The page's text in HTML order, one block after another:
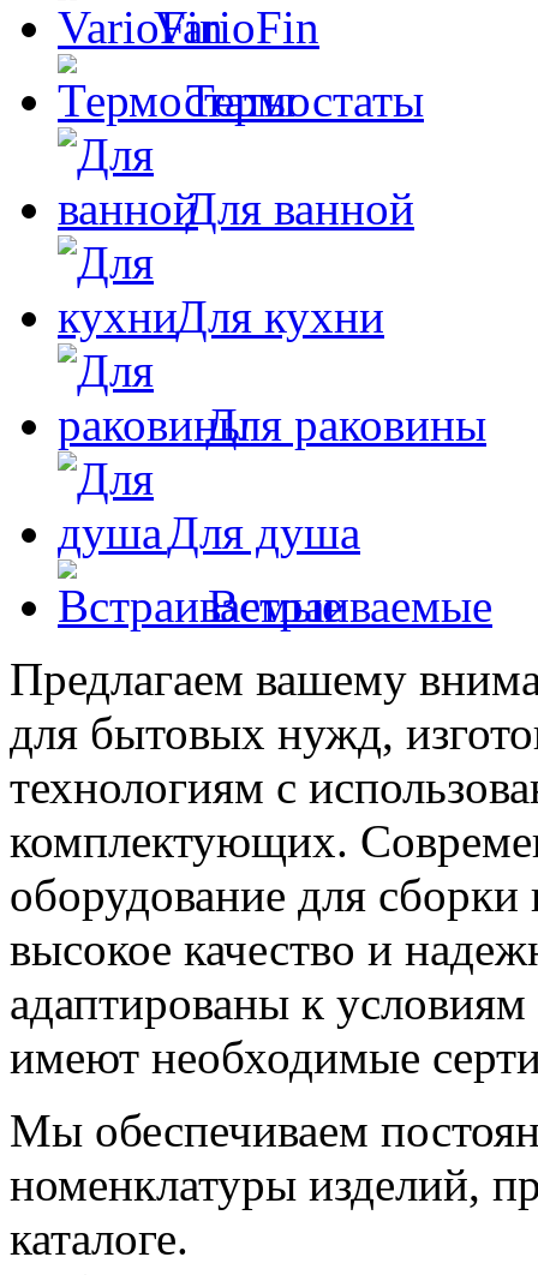
VarioFin
Термостаты
Для ванной
Для кухни
Для раковины
Для душа
Встраиваемые
Предлагаем вашему
для бытовых нужд,
технологиям с
комплектующих.
оборудование для сборки
высокое качество и
адаптированы к
имеют необходимые
Мы обеспечиваем
номенклатуры изделий,
каталоге.